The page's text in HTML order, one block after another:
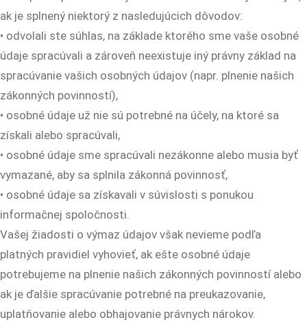
ak je splnený niektorý z nasledujúcich dôvodov:
• odvolali ste súhlas, na základe ktorého sme vaše osobné
údaje spracúvali a zároveň neexistuje iný právny základ na
spracúvanie vašich osobných údajov (napr. plnenie našich
zákonných povinností),
• osobné údaje už nie sú potrebné na účely, na ktoré sa
získali alebo spracúvali,
• osobné údaje sme spracúvali nezákonne alebo musia byť
vymazané, aby sa splnila zákonná povinnosť,
• osobné údaje sa získavali v súvislosti s ponukou
informačnej spoločnosti.
Vašej žiadosti o výmaz údajov však nevieme podľa
platných pravidiel vyhovieť, ak ešte osobné údaje
potrebujeme na plnenie našich zákonných povinností alebo
ak je ďalšie spracúvanie potrebné na preukazovanie,
uplatňovanie alebo obhajovanie právnych nárokov.